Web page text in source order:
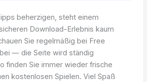
beherzigen, steht einem
Download-Erlebnis kaum
Sie regelmäßig bei Free
— die Seite wird ständig
finden Sie immer wieder frische
kostenlosen Spielen. Viel Spaß